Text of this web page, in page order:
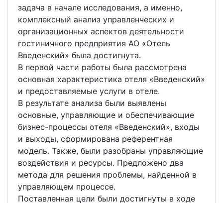
задача в начале исследования, а именно,
комплексный анализ управленческих и
организационных аспектов деятельности
гостиничного предприятия АО «Отель
Введенский» была достигнута.
В первой части работы была рассмотрена
основная характеристика отеля «Введенский»
и предоставляемые услуги в отеле.
В результате анализа были выявлены
основные, управляющие и обеспечивающие
бизнес-процессы отеля «Введенский», входы
и выходы, сформирована референтная
модель. Также, были разобраны управляющие
воздействия и ресурсы. Предложено два
метода для решения проблемы, найденной в
управляющем процессе.
Поставленная цели были достигнуты в ходе